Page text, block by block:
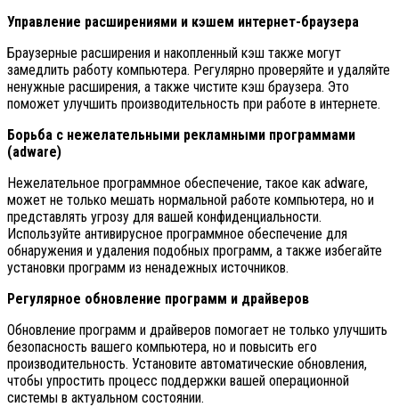
Управление расширениями и кэшем интернет-браузера
Браузерные расширения и накопленный кэш также могут
замедлить работу компьютера. Регулярно проверяйте и удаляйте
ненужные расширения, а также чистите кэш браузера. Это
поможет улучшить производительность при работе в интернете.
Борьба с нежелательными рекламными программами
(adware)
Нежелательное программное обеспечение, такое как adware,
может не только мешать нормальной работе компьютера, но и
представлять угрозу для вашей конфиденциальности.
Используйте антивирусное программное обеспечение для
обнаружения и удаления подобных программ, а также избегайте
установки программ из ненадежных источников.
Регулярное обновление программ и драйверов
Обновление программ и драйверов помогает не только улучшить
безопасность вашего компьютера, но и повысить его
производительность. Установите автоматические обновления,
чтобы упростить процесс поддержки вашей операционной
системы в актуальном состоянии.